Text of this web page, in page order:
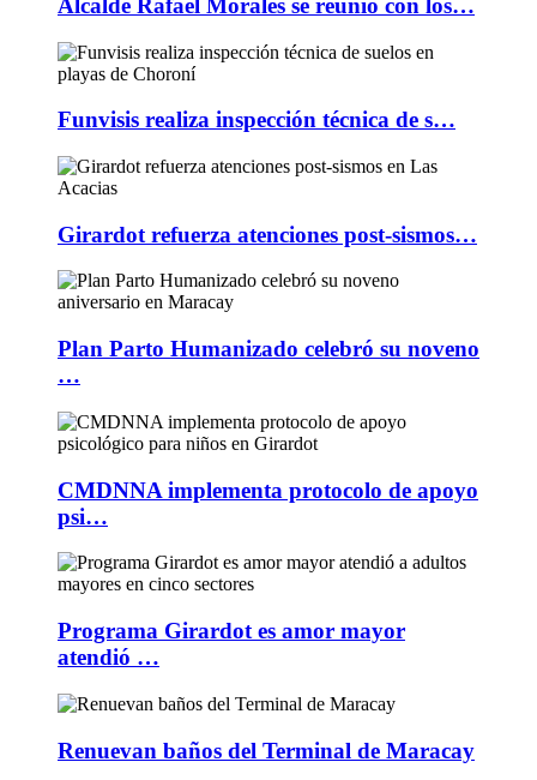
Alcalde Rafael Morales se reunió con los…
Funvisis realiza inspección técnica de s…
Girardot refuerza atenciones post-sismos…
Plan Parto Humanizado celebró su noveno
…
CMDNNA implementa protocolo de apoyo
psi…
Programa Girardot es amor mayor
atendió …
Renuevan baños del Terminal de Maracay